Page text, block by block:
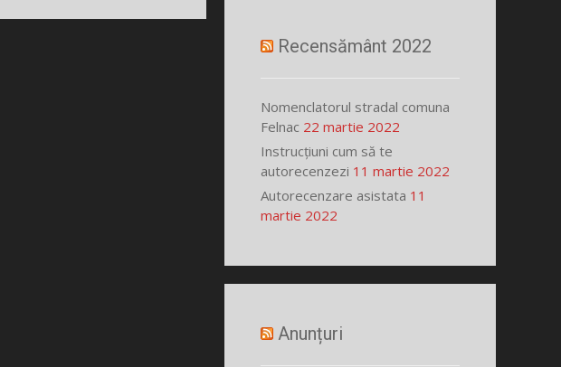
Recensământ 2022
Nomenclatorul stradal comuna
Felnac 22 martie 2022
Instrucțiuni cum să te
autorecenzezi 11 martie 2022
Autorecenzare asistata 11
martie 2022
Anunțuri